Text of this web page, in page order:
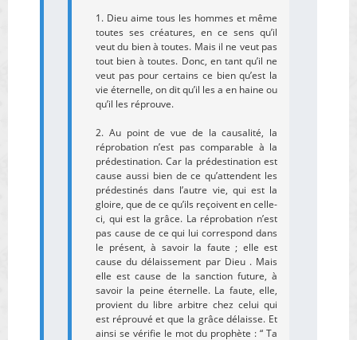
1. Dieu aime tous les hommes et même
toutes ses créatures, en ce sens qu’il
veut du bien à toutes. Mais il ne veut pas
tout bien à toutes. Donc, en tant qu’il ne
veut pas pour certains ce bien qu’est la
vie éternelle, on dit qu’il les a en haine ou
qu’il les réprouve.
2. Au point de vue de la causalité, la
réprobation n’est pas comparable à la
prédestination. Car la prédestination est
cause aussi bien de ce qu’attendent les
prédestinés dans l’autre vie, qui est la
gloire, que de ce qu’ils reçoivent en celle-
ci, qui est la grâce. La réprobation n’est
pas cause de ce qui lui correspond dans
le présent, à savoir la faute ; elle est
cause du délaissement par Dieu . Mais
elle est cause de la sanction future, à
savoir la peine éternelle. La faute, elle,
provient du libre arbitre chez celui qui
est réprouvé et que la grâce délaisse. Et
ainsi se vérifie le mot du prophète : “ Ta